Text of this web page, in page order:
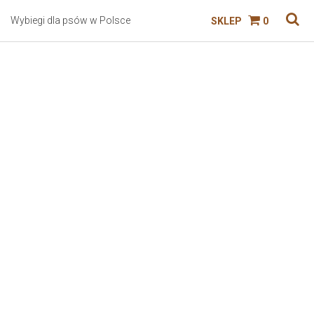
Wybiegi dla psów w Polsce SKLEP 0